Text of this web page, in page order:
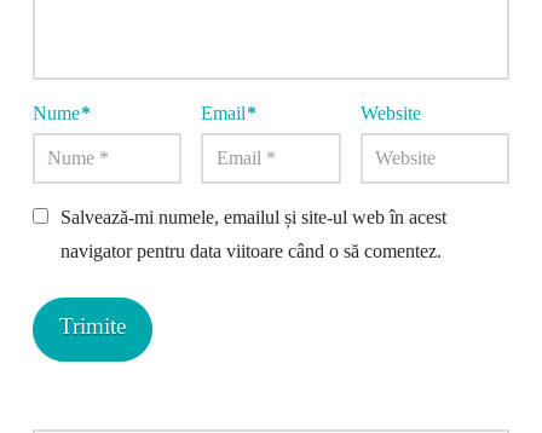
Nume* Email* Website
Salvează-mi numele, emailul și site-ul web în acest
navigator pentru data viitoare când o să comentez.